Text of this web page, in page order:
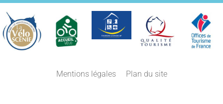
Mentions légales Plan du site